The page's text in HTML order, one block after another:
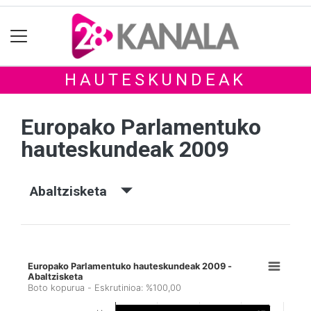
HAUTESKUNDEAK
Europako Parlamentuko
hauteskundeak 2009
Abaltzisketa
Europako Parlamentuko hauteskundeak 2009 -
Abaltzisketa
Boto kopurua - Eskrutinioa: %100,00